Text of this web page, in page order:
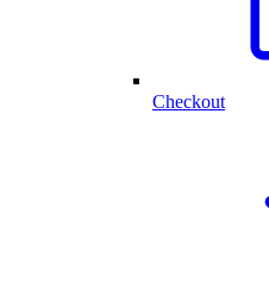
Checkout